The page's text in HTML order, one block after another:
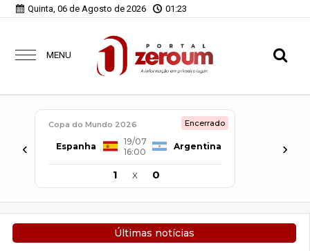
Quinta, 06 de Agosto de 2026 01:23
MENU
‹
Copa do Mundo 2026 Encerrado
Espanha
19/07
16:00
Argentina
1 x 0
›
Últimas notícias